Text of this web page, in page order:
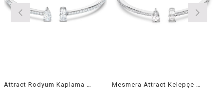
Attract Rodyum Kaplama Kadın Kelepçe Size M Mesmera Attract Kelepçe Karışık kesimler, Beyaz, Rodyum kaplama Size L